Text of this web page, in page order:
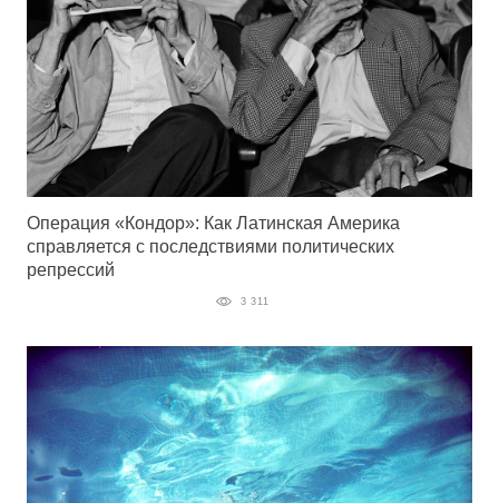
Операция «Кондор»: Как Латинская Америка
справляется с последствиями политических
репрессий
3 311